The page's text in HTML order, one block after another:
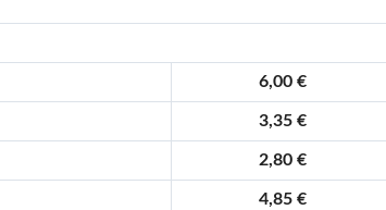
6,00 €
3,35 €
2,80 €
4,85 €